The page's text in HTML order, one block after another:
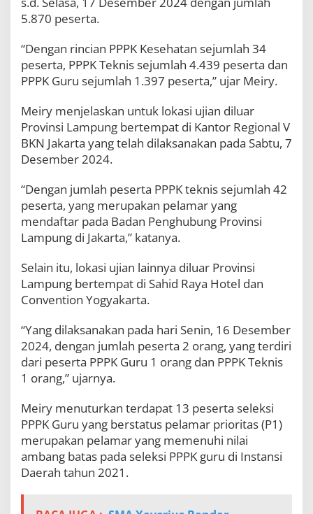
5.870 peserta.
“Dengan rincian PPPK Kesehatan sejumlah 34
peserta, PPPK Teknis sejumlah 4.439 peserta dan
PPPK Guru sejumlah 1.397 peserta,” ujar Meiry.
Meiry menjelaskan untuk lokasi ujian diluar
Provinsi Lampung bertempat di Kantor Regional V
BKN Jakarta yang telah dilaksanakan pada Sabtu, 7
Desember 2024.
“Dengan jumlah peserta PPPK teknis sejumlah 42
peserta, yang merupakan pelamar yang
mendaftar pada Badan Penghubung Provinsi
Lampung di Jakarta,” katanya.
Selain itu, lokasi ujian lainnya diluar Provinsi
Lampung bertempat di Sahid Raya Hotel dan
Convention Yogyakarta.
“Yang dilaksanakan pada hari Senin, 16 Desember
2024, dengan jumlah peserta 2 orang, yang terdiri
dari peserta PPPK Guru 1 orang dan PPPK Teknis
1 orang,” ujarnya.
Meiry menuturkan terdapat 13 peserta seleksi
PPPK Guru yang berstatus pelamar prioritas (P1)
merupakan pelamar yang memenuhi nilai
ambang batas pada seleksi PPPK guru di Instansi
Daerah tahun 2021.